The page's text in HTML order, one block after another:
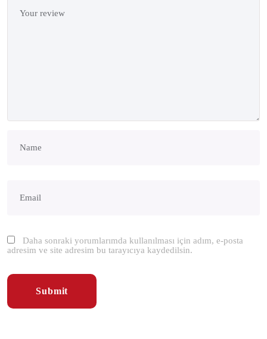
Daha sonraki yorumlarımda kullanılması için adım, e-posta
adresim ve site adresim bu tarayıcıya kaydedilsin.